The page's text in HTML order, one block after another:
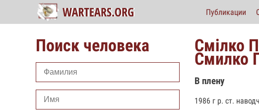
Публикации
Поиск человека Смілко
Смилко
В плену
1986 г р. ст.